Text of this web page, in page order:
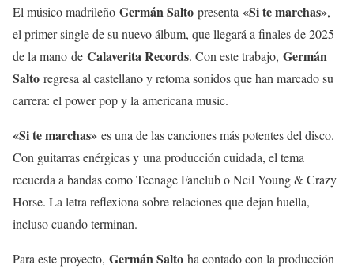
El músico madrileño Germán Salto presenta «Si te marchas»,
el primer single de su nuevo álbum, que llegará a finales de 2025
de la mano de Calaverita Records. Con este trabajo, Germán
Salto regresa al castellano y retoma sonidos que han marcado su
carrera: el power pop y la americana music.
«Si te marchas» es una de las canciones más potentes del disco.
Con guitarras enérgicas y una producción cuidada, el tema
recuerda a bandas como Teenage Fanclub o Neil Young & Crazy
Horse. La letra reflexiona sobre relaciones que dejan huella,
incluso cuando terminan.
Para este proyecto, Germán Salto ha contado con la producción